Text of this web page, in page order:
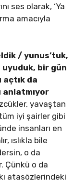
ses olarak, ‘Ya
amacıyla
/ yunus’tuk,
uyuduk, bir gün
açtık da
anlatmıyor
yavaştan
iyi şairler gibi
insanları en
ıslıkla bile
o da
Çünkü o da
atasözlerindeki